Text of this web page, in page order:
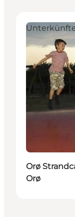
Orø
Orø